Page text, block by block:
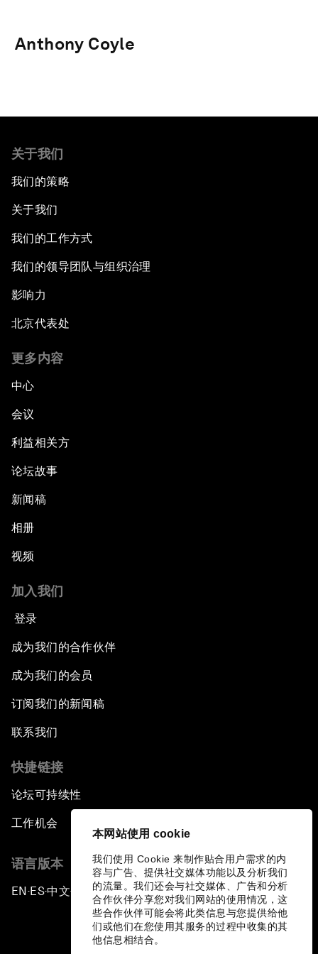
本网站使用 cookie
我们使用 Cookie 来制作贴合用户需求的内
容与广告、提供社交媒体功能以及分析我们
的流量。我们还会与社交媒体、广告和分析
合作伙伴分享您对我们网站的使用情况，这
些合作伙伴可能会将此类信息与您提供给他
们或他们在您使用其服务的过程中收集的其
他信息相结合。
Anthony Coyle
关于我们
我们的策略
关于我们
我们的工作方式
我们的领导团队与组织治理
影响力
北京代表处
更多内容
中心
会议
利益相关方
论坛故事
新闻稿
相册
视频
加入我们
登录
成为我们的合作伙伴
成为我们的会员
订阅我们的新闻稿
联系我们
快捷链接
论坛可持续性
工作机会
语言版本
EN ▪ES▪中文▪ 日本語